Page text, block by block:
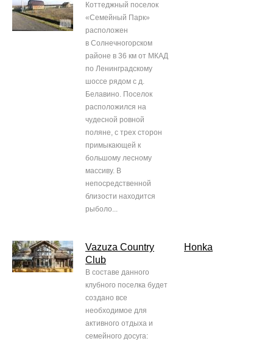
Коттеджный поселок
«Семейный Парк»
расположен
в Солнечногорском
районе в 36 км от МКАД
по Ленинградскому
шоссе рядом с д.
Белавино. Поселок
расположился на
чудесной ровной
поляне, с трех сторон
примыкающей к
большому лесному
массиву. В
непосредственной
близости находится
рыболо...
Vazuza Country
Club
В составе данного
клубного поселка будет
создано все
необходимое для
активного отдыха и
семейного досуга:
Honka